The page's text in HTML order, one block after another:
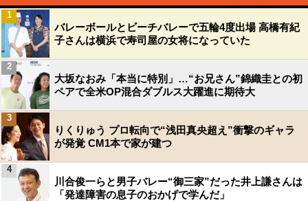
バレーボールとビーチバレーで五輪4度出場 高橋有紀
子さんは横浜で寿司屋の女将になっていた
1
大坂なおみ「本当に特別」…“お兄さん”錦織圭との初
ペアで全米OP混合ダブルス大躍進に期待大
2
りくりゅう プロ転向で“浅田真央超え”衝撃のギャラ
が発覚 CM1本で家が建つ
3
川合俊一らと男子バレー“御三家”だった井上謙さんは
「発達障害の息子のおかげで学んだ」
4